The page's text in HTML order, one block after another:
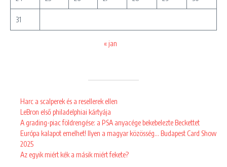
31
« jan
Harc a scalperek és a resellerek ellen
LeBron első philadelphiai kártyája
A grading-piac földrengése: a PSA anyacége bekebelezte Beckettet
Európa kalapot emelhet! Ilyen a magyar közösség… Budapest Card Show
2025
Az egyik miért kék a másik miért fekete?